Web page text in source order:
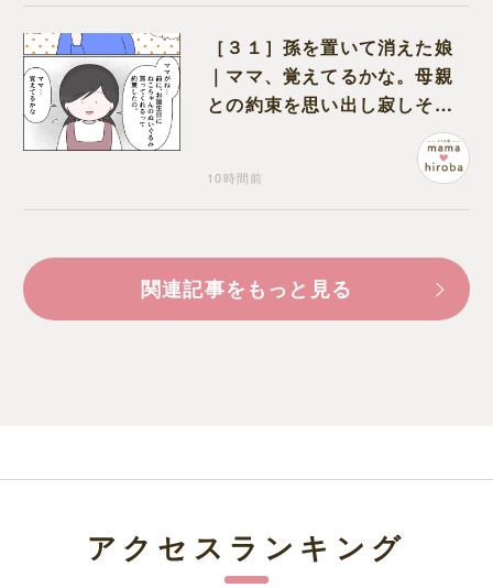
［３１］孫を置いて消えた娘
｜ママ、覚えてるかな。母親
との約束を思い出し寂しそう
10時間前
関連記事をもっと見る
アクセスランキング